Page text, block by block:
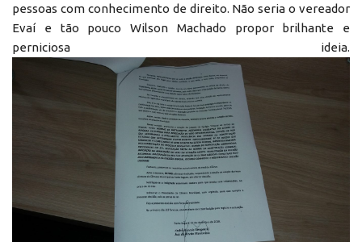
pessoas com conhecimento de direito. Não seria o vereador
Evaí e tão pouco Wilson Machado propor brilhante e
perniciosa ideia.